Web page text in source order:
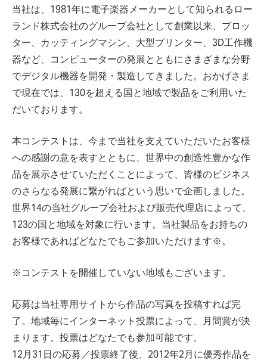
当社は、1981年に電子楽器メーカーとして知られるロー
ランド株式会社のグループ会社として創業以来、プロッ
ター、カッティングマシン、大型プリンター、3D工作機
器など、コンピューターの発展とともにさまざまな分野
でデジタル機器を開発・製造してきました。おかげさま
で現在では、130を超える国と地域で製品をご利用いた
だいております。
本コンテストは、今まで当社を支えていただいたお客様
への感謝の意を表すとともに、世界中の創造性豊かな作
品を展示させていただくことによって、皆様のビジネス
のさらなる発展に繋がればという思いで企画しました。
世界14の当社グループ会社および販売代理店によって、
123の国と地域を対象に行います。当社製品をお持ちの
お客様であればどなたでもご参加いただけます※。
※コンテストを開催していない地域もございます。
応募は当社専用サイトから作品の写真を投稿すれば完
了。地域毎にインターネット投票によって、月間賞が決
まります。投票はどなたでも参加可能です。
12月31日の応募／投票終了後、2012年2月に優秀作品を